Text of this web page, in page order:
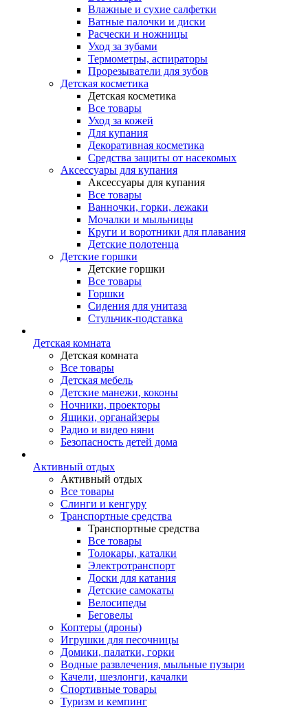
Влажные и сухие салфетки
Ватные палочки и диски
Расчески и ножницы
Уход за зубами
Термометры, аспираторы
Прорезыватели для зубов
Детская косметика
Детская косметика
Все товары
Уход за кожей
Для купания
Декоративная косметика
Средства защиты от насекомых
Аксессуары для купания
Аксессуары для купания
Все товары
Ванночки, горки, лежаки
Мочалки и мыльницы
Круги и воротники для плавания
Детские полотенца
Детские горшки
Детские горшки
Все товары
Горшки
Сидения для унитаза
Стульчик-подставка
Детская комната
Детская комната
Все товары
Детская мебель
Детские манежи, коконы
Ночники, проекторы
Ящики, органайзеры
Радио и видео няни
Безопасность детей дома
Активный отдых
Активный отдых
Все товары
Слинги и кенгуру
Транспортные средства
Транспортные средства
Все товары
Толокары, каталки
Электротранспорт
Доски для катания
Детские самокаты
Велосипеды
Беговелы
Коптеры (дроны)
Игрушки для песочницы
Домики, палатки, горки
Водные развлечения, мыльные пузыри
Качели, шезлонги, качалки
Спортивные товары
Туризм и кемпинг